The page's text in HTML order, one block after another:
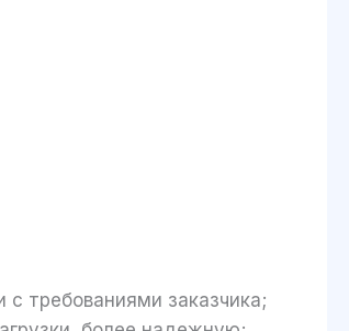
требованиями заказчика;